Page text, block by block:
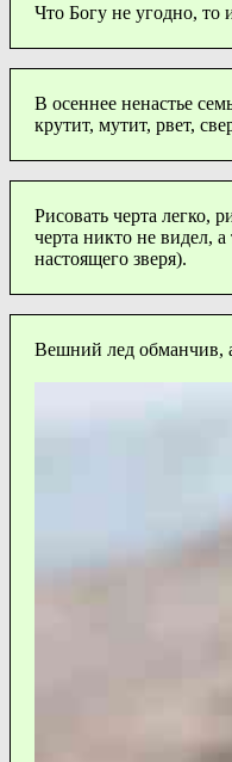
Что Богу не угодно, то
В осеннее ненастье
крутит, мутит, рвет,
Рисовать черта легко,
черта никто не видел,
настоящего зверя).
Вешний лед обманчив,